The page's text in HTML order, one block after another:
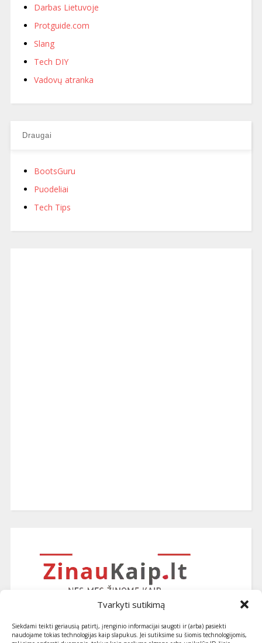
Tvarkyti sutikimą
Siekdami teikti geriausią patirtį, įrenginio informacijai saugoti ir (arba) pasiekti
naudojame tokias technologijas kaip slapukus. Jei sutiksime su šiomis technologijomis,
Darbas Lietuvoje
Protguide.com
Slang
Tech DIY
Vadovų atranka
Draugai
BootsGuru
Puodeliai
Tech Tips